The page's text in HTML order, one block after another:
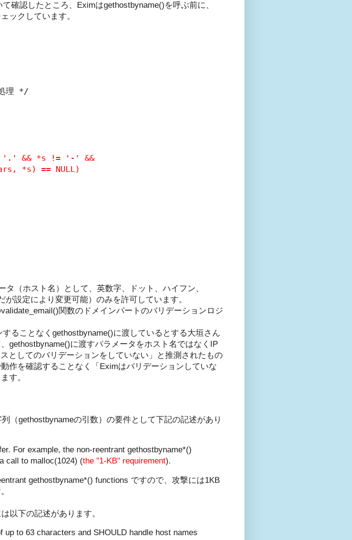
確認したところ、Eximはgethostbyname()を呼ぶ前に、
ックしています。
理 */
'.' && *s != '-' &&
*s) == NULL)
（ホスト名）として、英数字、ドット、ハイフン、
設定により変更可能）のみを許可しています。
関数のドメインパートのバリデーションロジ
ることなくgethostbyname()に渡しているとする大垣さん
gethostbyname()に渡すパラメータをホスト名ではなくIP
としてのバリデーションをしていない」と推測されたもの
作を確認することなく「Eximはバリデーションしていな
す。
（gethostbynameの引数）の要件として下記の記述があり
For example, the non-reentrant gethostbyname*()
call to malloc(1024) (the "1-KB" requirement).
gethostbyname*() functions ですので、攻撃には1KB
は以下の記述があります。
to 63 characters and SHOULD handle host names